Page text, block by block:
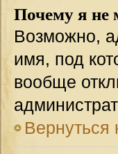
Почему я не
Возможно,
имя, под
вообще
Вернуться